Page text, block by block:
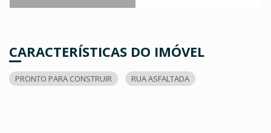
CARACTERÍSTICAS DO IMÓVEL
PRONTO PARA CONSTRUIR RUA ASFALTADA